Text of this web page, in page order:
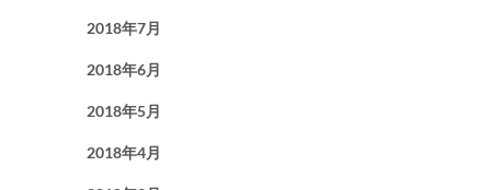
2018年7月
2018年6月
2018年5月
2018年4月